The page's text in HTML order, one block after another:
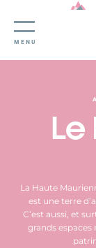
Panneau de gestion des
MENU
La Haute
est une terre
C’est aussi, et
grands espaces